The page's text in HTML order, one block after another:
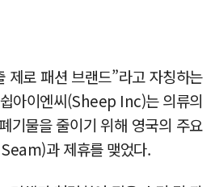
제로 패션 브랜드”라고 자칭하는
아이엔씨(Sheep Inc)는 의류의
기물을 줄이기 위해 영국의 주요
과 제휴를 맺었다.